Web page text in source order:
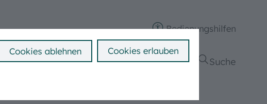
Cookies ablehnen Cookies erlauben
Bedienungshilfen
Treuchtlingen Politik & Verwaltung Suche